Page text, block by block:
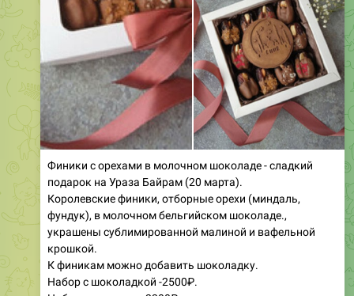
Финики с орехами в молочном шоколаде - сладкий
подарок на Ураза Байрам (20 марта).
Королевские финики, отборные орехи (миндаль,
фундук), в молочном бельгийском шоколаде.,
украшены сублимированной малиной и вафельной
крошкой.
К финикам можно добавить шоколадку.
Набор с шоколадкой -2500₽.
Набор с надписью 2200₽.
2 1
🔥
1